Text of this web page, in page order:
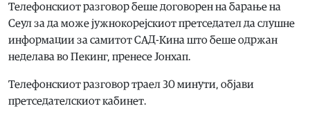
Телефонскиот разговор беше договорен на барање на
Сеул за да може јужнокорејскиот претседател да слушне
информации за самитот САД-Кина што беше одржан
неделава во Пекинг, пренесе Јонхап.
Телефонскиот разговор траел 30 минути, објави
претседателскиот кабинет.